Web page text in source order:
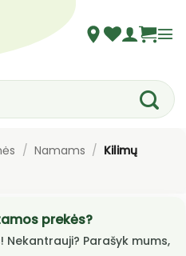
/ Namams / Kilimų
prekės?
Nekantrauji? Parašyk mums,